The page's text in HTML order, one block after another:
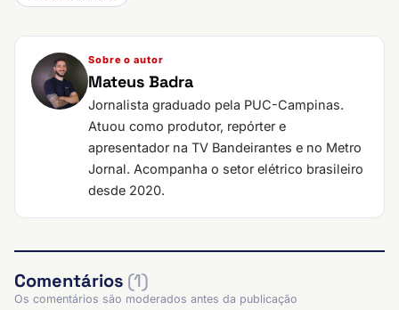
Sobre o autor
Mateus Badra
Jornalista graduado pela PUC-Campinas.
Atuou como produtor, repórter e
apresentador na TV Bandeirantes e no Metro
Jornal. Acompanha o setor elétrico brasileiro
desde 2020.
Comentários (1)
Os comentários são moderados antes da publicação